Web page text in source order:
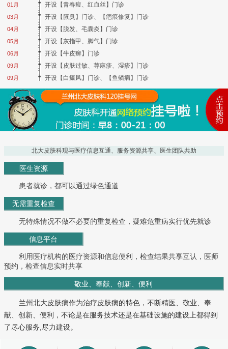
01月
03月
04月
05月
06月
09月
09月
开设【青春痘、红血丝】门诊
开设【腋臭】门诊、【疤痕修复】门诊
开设【脱发、毛囊炎】门诊
开设【灰指甲、脚气】门诊
开设【牛皮癣】门诊
开设【皮肤过敏、荨麻疹、湿疹】门诊
开设【白癜风】门诊、【鱼鳞病】门诊
北大皮肤科现与医疗信息互通、服务资源共享、医生团队共助
医生资源
患者就诊，都可以通过绿色通道
无需重复检查
无特殊情况不做不必要的重复检查，疑难危重病实行优先就诊
信息平台
利用医疗机构的医疗资源和信息便利，检查结果共享互认，医师
预约，检查信息实时共享
敬业、奉献、创新、便利
兰州北大皮肤病作为治疗皮肤病的特色，不断精医、敬业、奉
献、创新、便利，不论是在服务技术还是在基础设施的建设上都得到
了尽心服务,尽力建设。